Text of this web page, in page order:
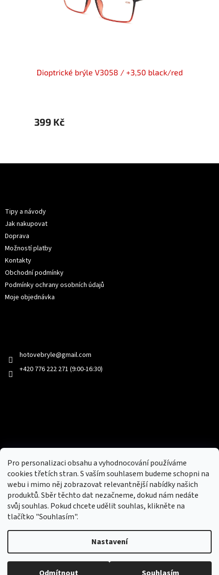
Pro personalizaci obsahu a vyhodnocování používáme
cookies třetích stran. S vaším souhlasem budeme schopni na
webu i mimo něj zobrazovat relevantnější nabídky našich
produktů. Sběr těchto dat nezačneme, dokud nám nedáte
svůj souhlas. Pokud chcete udělit souhlas, klikněte na
tlačítko "Souhlasím".
Nastavení
Dioptrické brýle V3058 / +3,50 black/red
399 Kč
Tipy a návody
Jak nakupovat
Doprava
Možností platby
Kontakty
Obchodní podmínky
Podmínky ochrany osobních údajů
Moje objednávka
hotovebryle@gmail.com
+420 776 222 271 (9:00-16:30)
Nový obchod s batohy, cestovními zavazadly, tašky a peněženky
Copyright 2026hotovebryle.cz
. Všechna práva